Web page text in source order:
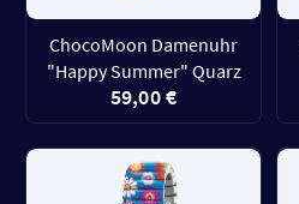
ChocoMoon Damenuhr
"Happy Summer" Quarz
59,00 €